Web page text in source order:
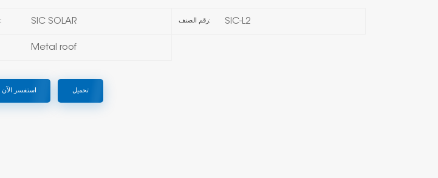
ماركة: SIC SOLAR رقم الصنف: SIC-L2
Metal roof
استفسر الآن تحميل